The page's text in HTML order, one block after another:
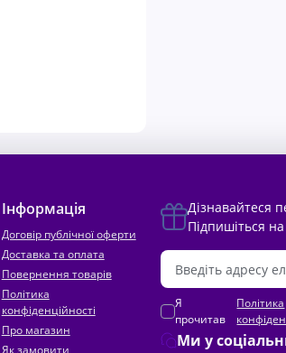
Інформація
Договір публічної оферти
Доставка та оплата
Повернення товарів
Політика
конфіденційності
Про магазин
Як замовити
Ми у
Дізнавайтеся
Підпишіться
Я
прочитав
Політика